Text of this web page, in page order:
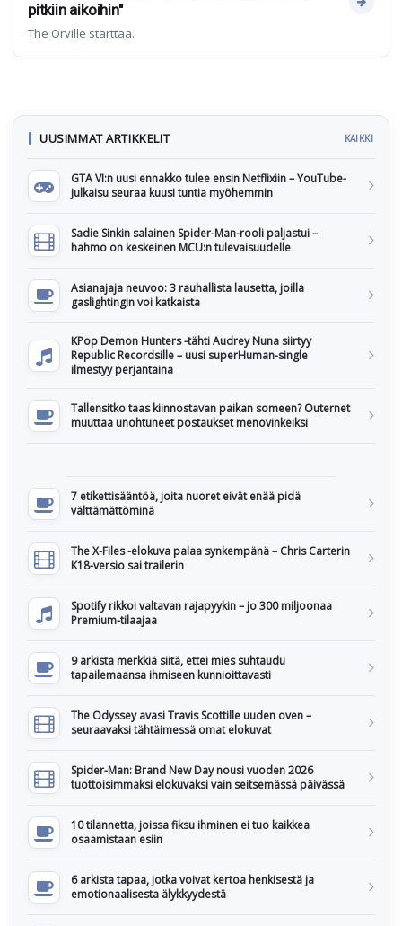
pitkiin aikoihin"
The Orville starttaa.
UUSIMMAT ARTIKKELIT KAIKKI
GTA VI:n uusi ennakko tulee ensin Netflixiin – YouTube-
julkaisu seuraa kuusi tuntia myöhemmin
Sadie Sinkin salainen Spider-Man-rooli paljastui –
hahmo on keskeinen MCU:n tulevaisuudelle
Asianajaja neuvoo: 3 rauhallista lausetta, joilla
gaslightingin voi katkaista
KPop Demon Hunters -tähti Audrey Nuna siirtyy
Republic Recordsille – uusi superHuman-single
ilmestyy perjantaina
Tallensitko taas kiinnostavan paikan someen? Outernet
muuttaa unohtuneet postaukset menovinkeiksi
7 etikettisääntöä, joita nuoret eivät enää pidä
välttämättöminä
The X-Files -elokuva palaa synkempänä – Chris Carterin
K18-versio sai trailerin
Spotify rikkoi valtavan rajapyykin – jo 300 miljoonaa
Premium-tilaajaa
9 arkista merkkiä siitä, ettei mies suhtaudu
tapailemaansa ihmiseen kunnioittavasti
The Odyssey avasi Travis Scottille uuden oven –
seuraavaksi tähtäimessä omat elokuvat
Spider-Man: Brand New Day nousi vuoden 2026
tuottoisimmaksi elokuvaksi vain seitsemässä päivässä
10 tilannetta, joissa fiksu ihminen ei tuo kaikkea
osaamistaan esiin
6 arkista tapaa, jotka voivat kertoa henkisestä ja
emotionaalisesta älykkyydestä